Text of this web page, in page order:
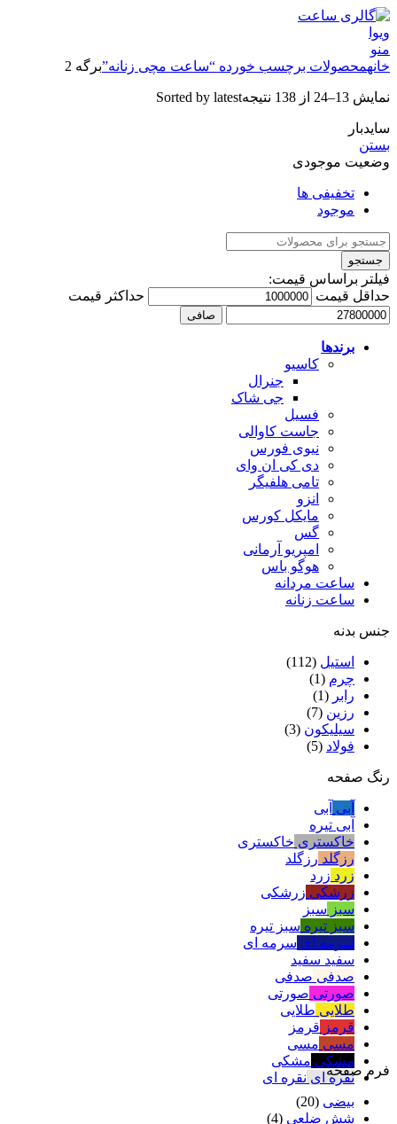
منو
خانهمحصولات برچسب خورده “ساعت مچی زنانه”برگه 2
نمایش 13–24 از 138 نتیجه Sorted by latest
سایدبار
بستن
وضعیت موجودی
تخفیفی ها
موجود
جستجو
فیلتر براساس قیمت:
حداقل قیمت
حداكثر قيمت
صافی
برندها
کاسیو
جنرال
جی شاک
فسیل
جاست کاوالی
نیوی فورس
دی کی ان وای
تامی هلفیگر
انزو
مایکل کورس
گس
امپریو آرمانی
هوگو باس
ساعت مردانه
ساعت زنانه
جنس بدنه
استیل (112)
چرم (1)
رابر (1)
رزین (7)
سیلیکون (3)
فولاد (5)
رنگ صفحه
آبی آبی
آبی تیره
خاکستری خاکستری
رزگلد رزگلد
زرد زرد
زرشکی زرشکی
سبز سبز
سبز تیره سبز تیره
سرمه ای سرمه ای
سفید سفید
صدفی صدفی
صورتی صورتی
طلایی طلایی
قرمز قرمز
مسی مسی
مشکی مشکی
نقره ای نقره ای فرم صفحه
بیضی (20)
شش ضلعی (4)